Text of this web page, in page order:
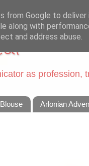
as profession,
Arlonian
from Google to
along with
and address abuse.